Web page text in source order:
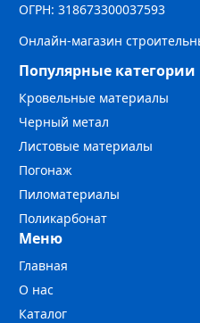
ОГРН: 318673300037593
Онлайн-магазин
Популярные категории
Кровельные материалы
Черный метал
Листовые материалы
Погонаж
Пиломатериалы
Поликарбонат
Меню
Главная
О нас
Каталог